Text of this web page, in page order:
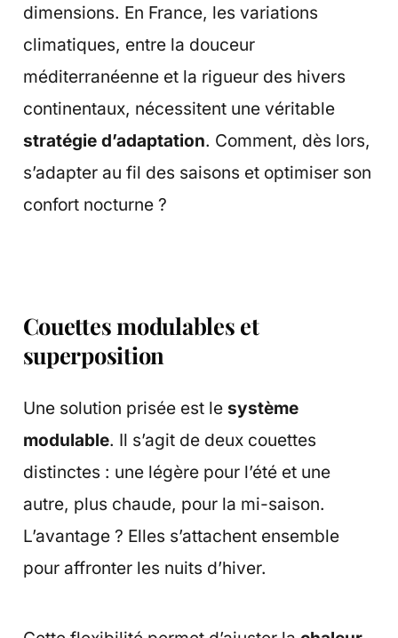
dimensions. En France, les variations
climatiques, entre la douceur
méditerranéenne et la rigueur des hivers
continentaux, nécessitent une véritable
stratégie d’adaptation. Comment, dès lors,
s’adapter au fil des saisons et optimiser son
confort nocturne ?
Couettes modulables et
superposition
Une solution prisée est le système
modulable. Il s’agit de deux couettes
distinctes : une légère pour l’été et une
autre, plus chaude, pour la mi-saison.
L’avantage ? Elles s’attachent ensemble
pour affronter les nuits d’hiver.